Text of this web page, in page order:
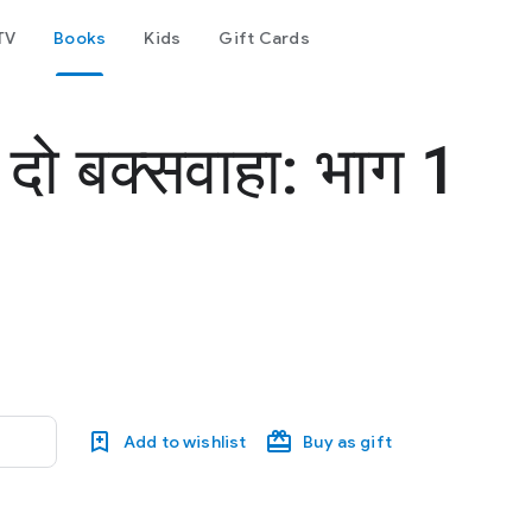
Books Kids Gift Cards
बक्सवाहा: भाग 1
Add to wishlist Buy as gift